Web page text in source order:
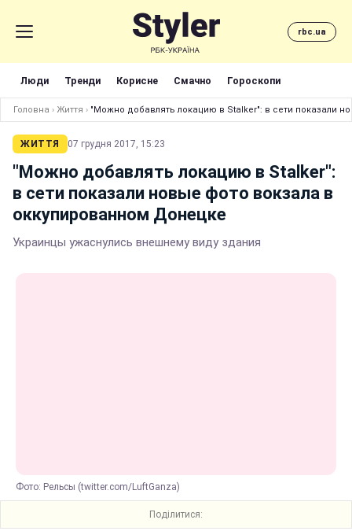
rbc.ua
Люди Тренди Корисне Смачно Гороскопи
Головна › Життя › "Можно добавлять локацию в Stalker": в сети показали
ЖИТТЯ 07 грудня 2017, 15:23
"Можно добавлять локацию в Stalker":
в сети показали новые фото вокзала в
оккупированном Донецке
Украинцы ужаснулись внешнему виду здания
Фото: Рельсы (twitter.com/LuftGanza)
Поділитися: